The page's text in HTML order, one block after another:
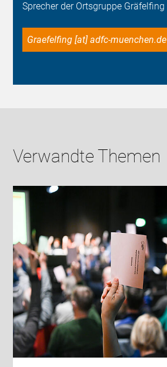
Sprecher der Ortsgruppe Gräfelfing
graefelfing [at] adfc-muenchen.de
Verwandte Themen